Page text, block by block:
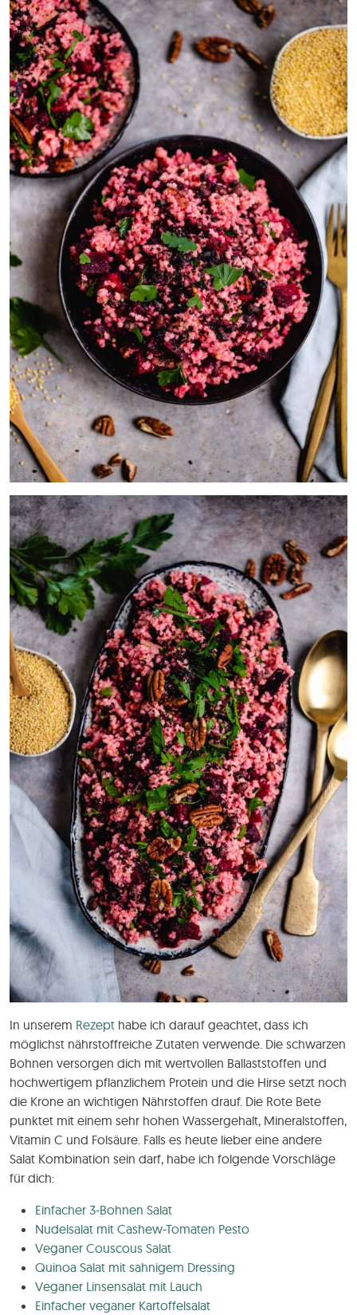
In unserem Rezept habe ich darauf geachtet, dass ich
möglichst nährstoffreiche Zutaten verwende. Die schwarzen
Bohnen versorgen dich mit wertvollen Ballaststoffen und
hochwertigem pflanzlichem Protein und die Hirse setzt noch
die Krone an wichtigen Nährstoffen drauf. Die Rote Bete
punktet mit einem sehr hohen Wassergehalt, Mineralstoffen,
Vitamin C und Folsäure. Falls es heute lieber eine andere
Salat Kombination sein darf, habe ich folgende Vorschläge
für dich:
Einfacher 3-Bohnen Salat
Nudelsalat mit Cashew-Tomaten Pesto
Veganer Couscous Salat
Quinoa Salat mit sahnigem Dressing
Veganer Linsensalat mit Lauch
Einfacher veganer Kartoffelsalat